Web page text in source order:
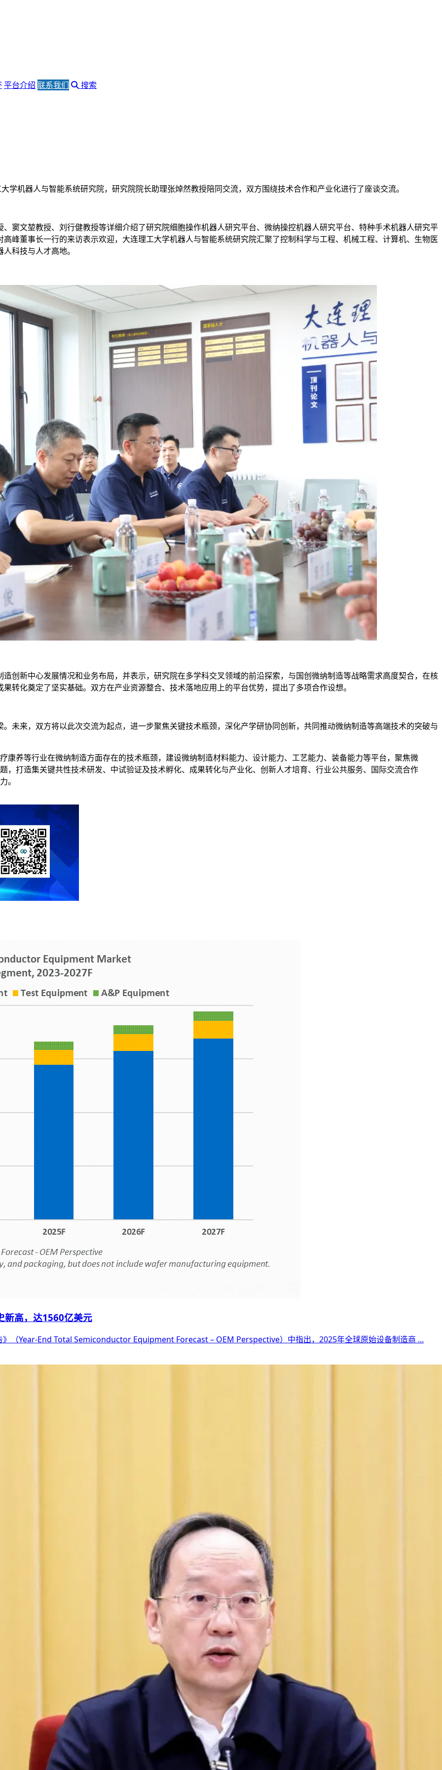
平台介绍 联系我们 搜索
学机器人与智能系统研究院，研究院院长助理张焯然教授陪同交流，双方围绕技术合作和产业化进行了座谈交流。
窦文堃教授、刘行健教授等详细介绍了研究院细胞操作机器人研究平台、微纳操控机器人研究平台、特种手术机器人研究平
峰董事长一行的来访表示欢迎，大连理工大学机器人与智能系统研究院汇聚了控制科学与工程、机械工程、计算机、生物医
科技与人才高地。
创新中心发展情况和业务布局，并表示，研究院在多学科交叉领域的前沿探索，与国创微纳制造等战略需求高度契合，在核
转化奠定了坚实基础。双方在产业资源整合、技术落地应用上的平台优势，提出了多项合作设想。
未来，双方将以此次交流为起点，进一步聚焦关键技术瓶颈，深化产学研协同创新，共同推动微纳制造等高端技术的突破与
康养等行业在微纳制造方面存在的技术瓶颈，建设微纳制造材料能力、设计能力、工艺能力、装备能力等平台，聚焦微
，打造集关键共性技术研发、中试验证及技术孵化、成果转化与产业化、创新人才培育、行业公共服务、国际交流合作
。
新高，达1560亿美元
（Year-End Total Semiconductor Equipment Forecast – OEM Perspective）中指出，2025年全球原始设备制造商 ...